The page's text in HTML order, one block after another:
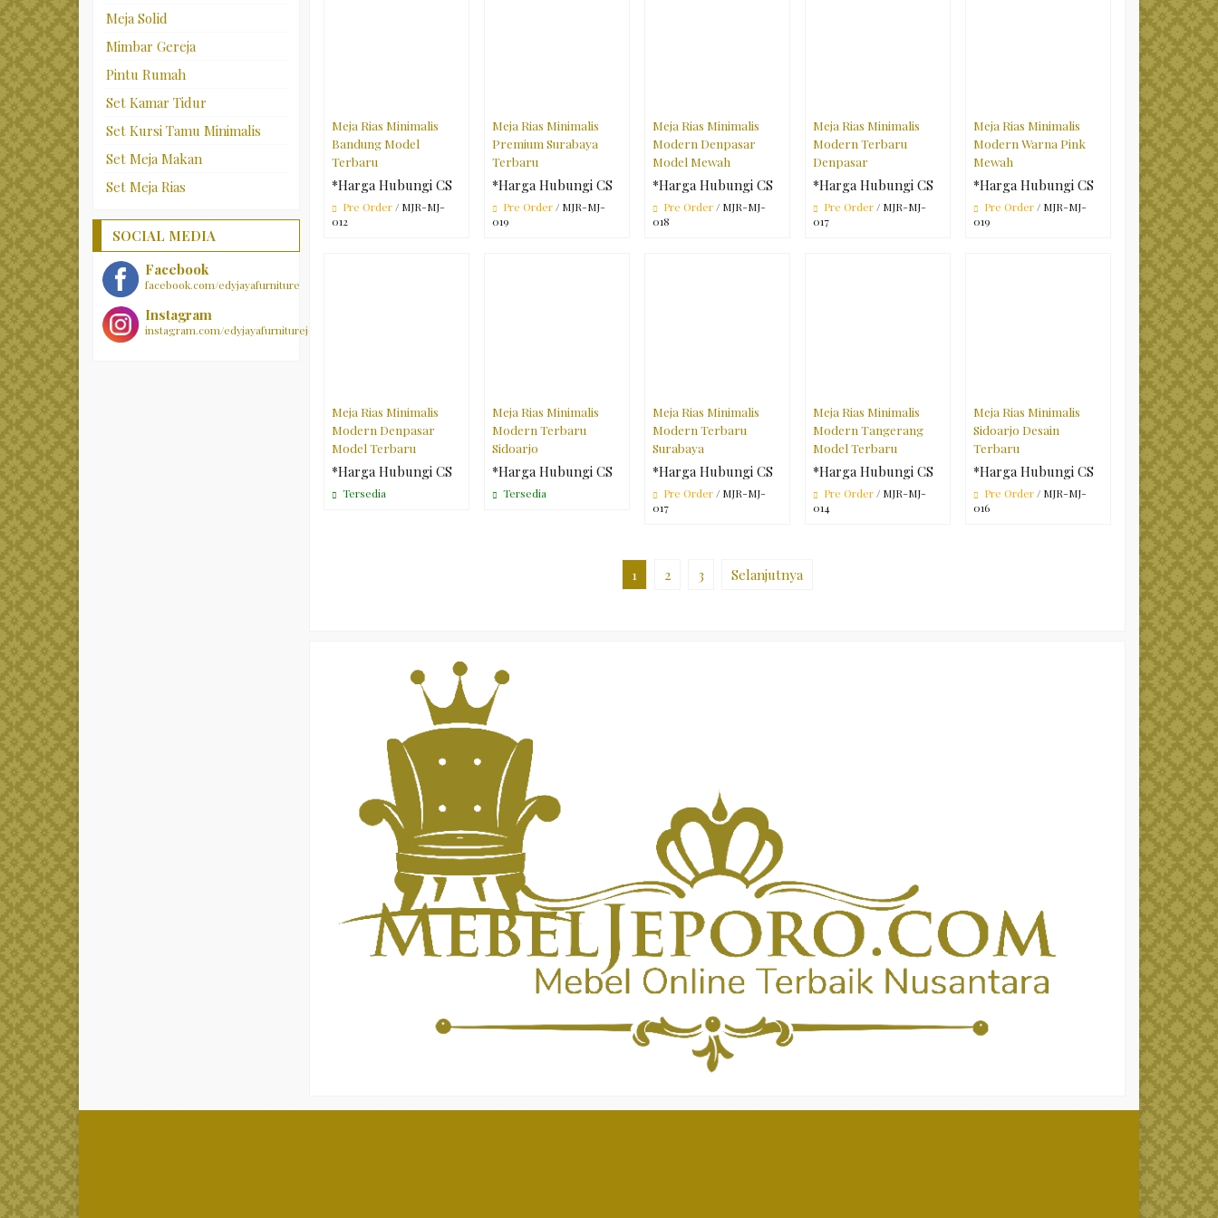
Meja Rias Minimalis
Bandung Model
Terbaru
*Harga Hubungi CS
Pre Order / MJR-MJ-
012
Meja Rias Minimalis
Premium Surabaya
Terbaru
*Harga Hubungi CS
Pre Order / MJR-MJ-
019
Meja Rias Minimalis
Modern Denpasar
Model Mewah
*Harga Hubungi CS
Pre Order / MJR-MJ-
018
Meja Rias Minimalis
Modern Terbaru
Denpasar
*Harga Hubungi CS
Pre Order / MJR-MJ-
017
Meja Rias Minimalis
Modern Warna Pink
Mewah
*Harga Hubungi CS
Pre Order / MJR-MJ-
019
Meja Rias Minimalis
Modern Denpasar
Model Terbaru
*Harga Hubungi CS
Tersedia
Meja Rias Minimalis
Modern Terbaru
Sidoarjo
*Harga Hubungi CS
Tersedia
Meja Rias Minimalis
Modern Terbaru
Surabaya
*Harga Hubungi CS
Pre Order / MJR-MJ-
017
Meja Rias Minimalis
Modern Tangerang
Model Terbaru
*Harga Hubungi CS
Pre Order / MJR-MJ-
014
Meja Rias Minimalis
Sidoarjo Desain
Terbaru
*Harga Hubungi CS
Pre Order / MJR-MJ-
016
1 2 3 Selanjutnya
Meja Solid
Mimbar Gereja
Pintu Rumah
Set Kamar Tidur
Set Kursi Tamu Minimalis
Set Meja Makan
Set Meja Rias
SOCIAL MEDIA
Facebook
facebook.com/edyjayafurniture
Instagram
instagram.com/edyjayafurniturejepara